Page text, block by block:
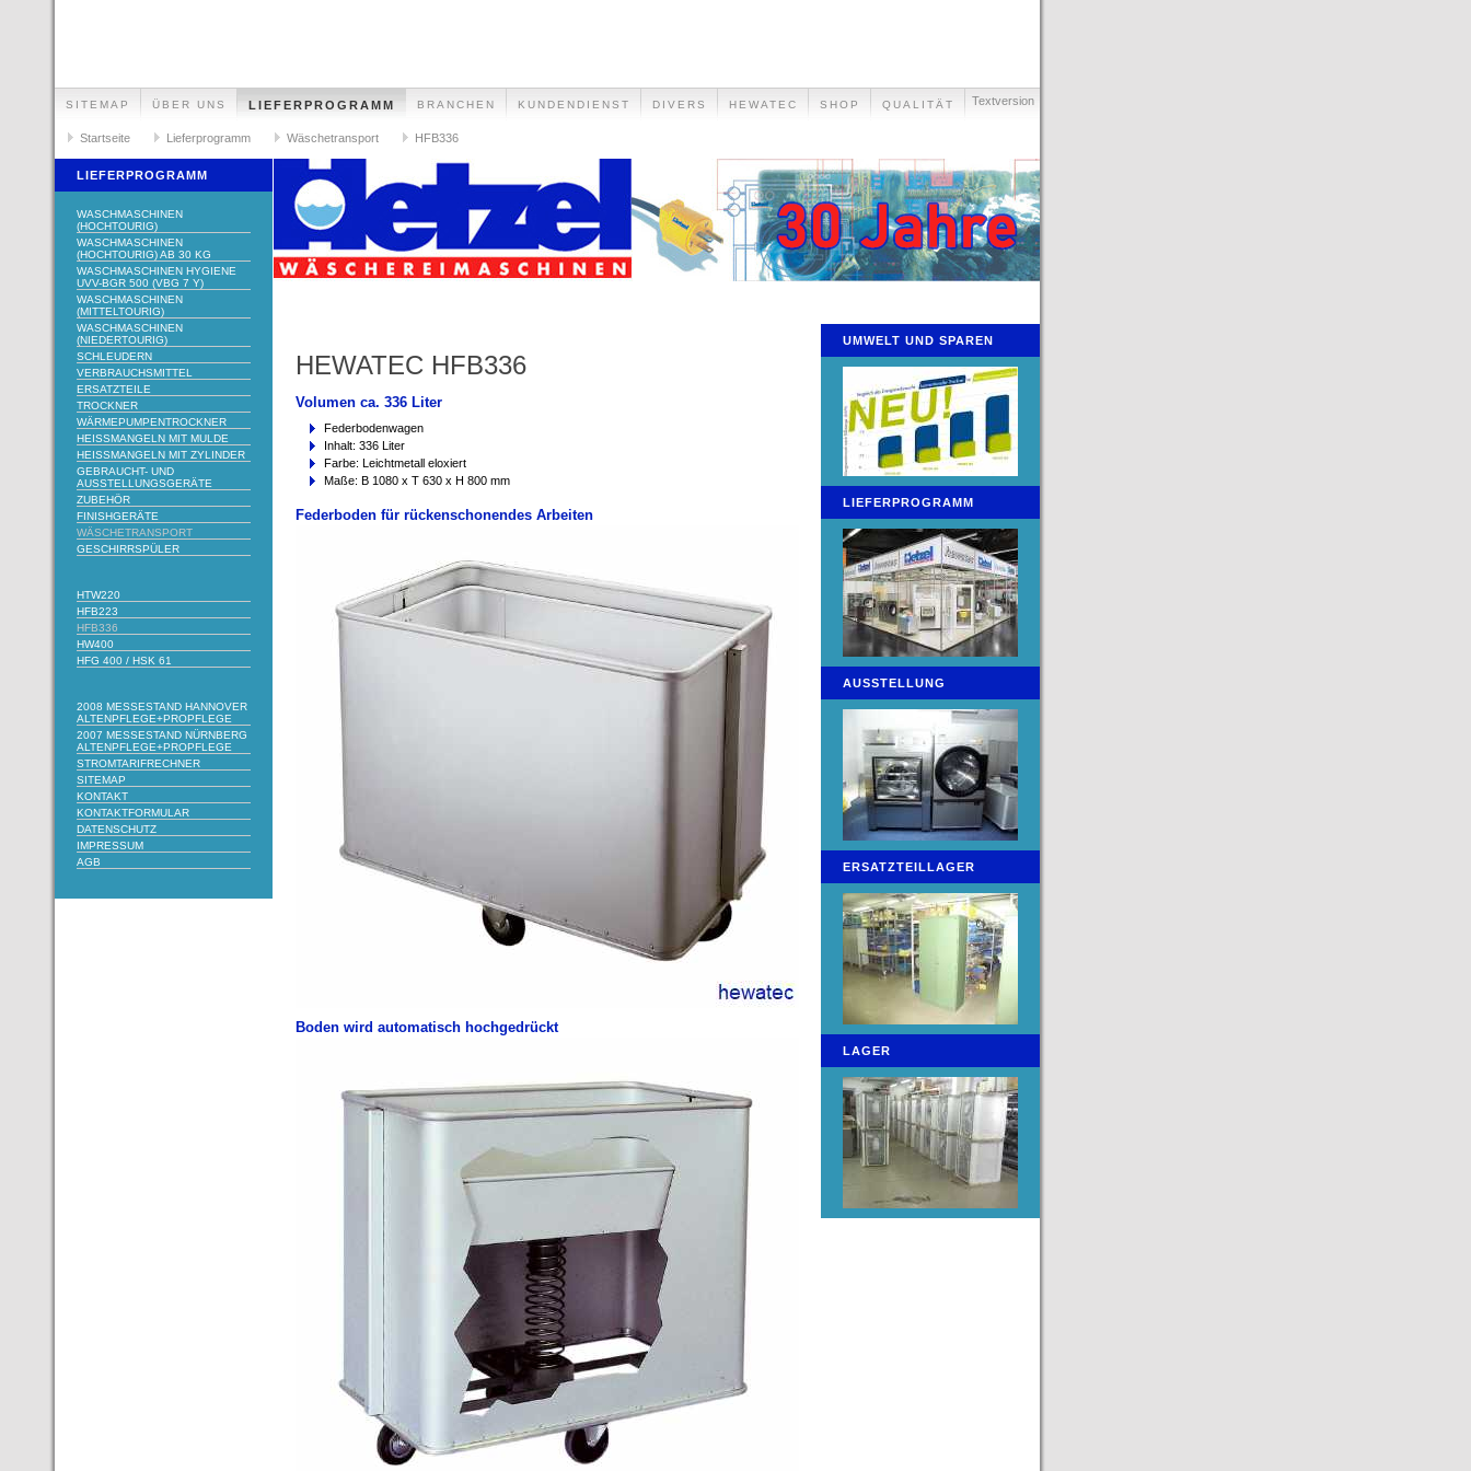
Textversion
SITEMAP ÜBER UNS LIEFERPROGRAMM BRANCHEN KUNDENDIENST DIVERS HEWATEC SHOP QUALITÄT
Startseite Lieferprogramm Wäschetransport HFB336
LIEFERPROGRAMM
WASCHMASCHINEN
(HOCHTOURIG)
WASCHMASCHINEN
(HOCHTOURIG) AB 30 KG
WASCHMASCHINEN HYGIENE
UVV-BGR 500 (VBG 7 Y)
WASCHMASCHINEN
(MITTELTOURIG)
WASCHMASCHINEN
(NIEDERTOURIG)
SCHLEUDERN
VERBRAUCHSMITTEL
ERSATZTEILE
TROCKNER
WÄRMEPUMPENTROCKNER
HEISSMANGELN MIT MULDE
HEISSMANGELN MIT ZYLINDER
GEBRAUCHT- UND
AUSSTELLUNGSGERÄTE
ZUBEHÖR
FINISHGERÄTE
WÄSCHETRANSPORT
GESCHIRRSPÜLER
HTW220
HFB223
HFB336
HW400
HFG 400 / HSK 61
2008 MESSESTAND HANNOVER
ALTENPFLEGE+PROPFLEGE
2007 MESSESTAND NÜRNBERG
ALTENPFLEGE+PROPFLEGE
STROMTARIFRECHNER
SITEMAP
KONTAKT
KONTAKTFORMULAR
DATENSCHUTZ
IMPRESSUM
AGB
HEWATEC HFB336
Volumen ca. 336 Liter
Federbodenwagen
Inhalt: 336 Liter
Farbe: Leichtmetall eloxiert
Maße: B 1080 x T 630 x H 800 mm
Federboden für rückenschonendes Arbeiten
Boden wird automatisch hochgedrückt
UMWELT UND SPAREN
LIEFERPROGRAMM
AUSSTELLUNG
ERSATZTEILLAGER
LAGER